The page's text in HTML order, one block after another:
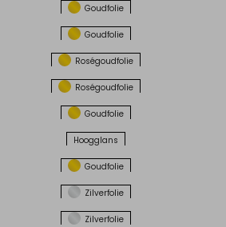
Goudfolie
Goudfolie
Roségoudfolie
Roségoudfolie
Goudfolie
Hoogglans
Goudfolie
Zilverfolie
Zilverfolie